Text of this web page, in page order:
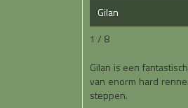
Gilan
1 / 8
Gilan is een
van enorm hard
steppen.